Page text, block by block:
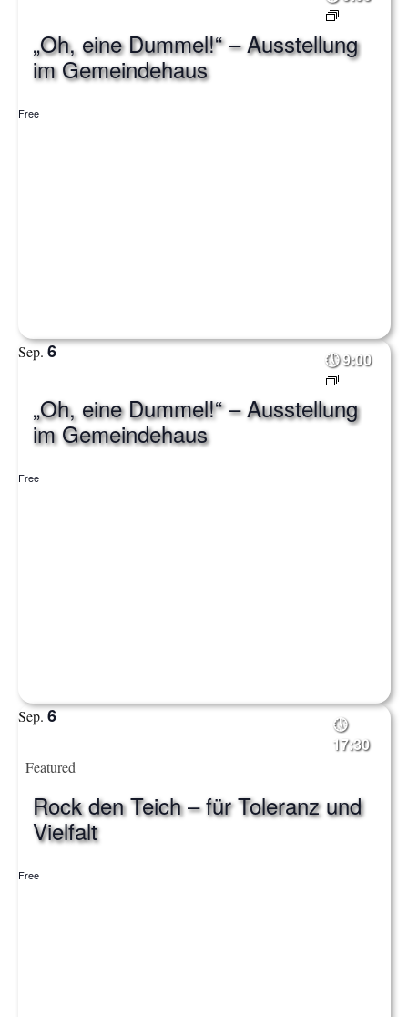
„Oh, eine Dummel!“ – Ausstellung
im Gemeindehaus
Free
Sep. 6 9:00
„Oh, eine Dummel!“ – Ausstellung
im Gemeindehaus
Free
Sep. 6
17:30
Featured
Rock den Teich – für Toleranz und
Vielfalt
Free